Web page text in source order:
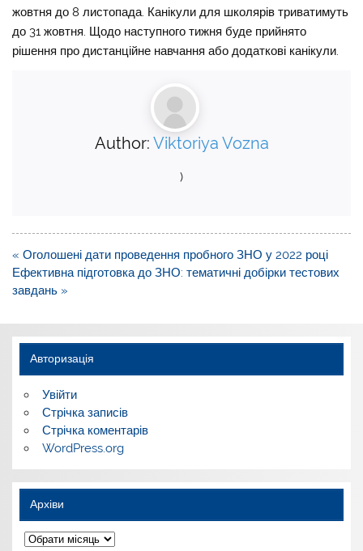
жовтня до 8 листопада. Канікули для школярів триватимуть
до 31 жовтня. Щодо наступного тижня буде прийнято
рішення про дистанційне навчання або додаткові канікули.
Author: Viktoriya Vozna
)
Навігація
записів
« Оголошені дати проведення пробного ЗНО у 2022 році
Ефективна підготовка до ЗНО: тематичні добірки тестових
завдань »
Авторизація
Увійти
Стрічка записів
Стрічка коментарів
WordPress.org
Архіви
Архіви